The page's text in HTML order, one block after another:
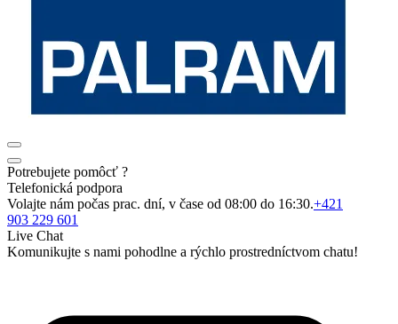
Potrebujete pomôcť ?
Telefonická podpora
Volajte nám počas prac. dní, v čase od 08:00 do 16:30.+421
903 229 601
Live Chat
Komunikujte s nami pohodlne a rýchlo prostredníctvom chatu!